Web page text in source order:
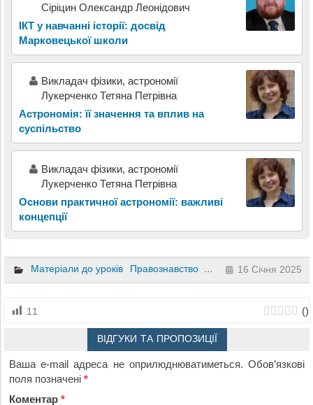
Сіріцин Олександр Леонідович
ІКТ у навчанні історії: досвід
Марковецької школи
Викладач фізики, астрономії
Лукерченко Тетяна Петрівна
Астрономія: її значення та вплив на
суспільство
Викладач фізики, астрономії
Лукерченко Тетяна Петрівна
Основи практичної астрономії: важливі
концепції
Матеріали до уроків Правознавство 9 клас 16 Січня 2025
11 ()
ВІДГУКИ ТА ПРОПОЗИЦІЇ
Ваша e-mail адреса не оприлюднюватиметься. Обов’язкові
поля позначені*
Коментар*